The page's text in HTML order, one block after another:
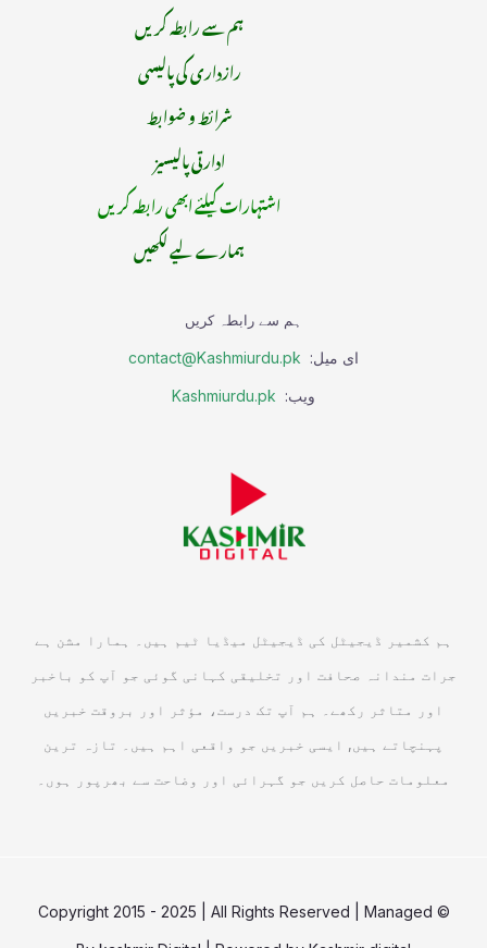
ہم سے رابطہ کریں
رازداری کی پالیسی
شرائط و ضوابط
ادارتی پالیسیز
اشتہارات کیلئے ابھی رابطہ کریں
ہمارے لیے لکھیں
ہم سے رابطہ کریں
ای میل: contact@Kashmiurdu.pk
ویب: Kashmiurdu.pk
ہم کشمیر ڈیجیٹل کی ڈیجیٹل میڈیا ٹیم ہیں۔ ہمارا مشن ہے
جرات مندانہ صحافت اور تخلیقی کہانی گوئی جو آپ کو باخبر
اور متاثر رکھے۔ ہم آپ تک درست، مؤثر اور بروقت خبریں
پہنچاتے ہیں, ایسی خبریں جو واقعی اہم ہیں۔ تازہ ترین
معلومات حاصل کریں جو گہرائی اور وضاحت سے بھرپور ہوں۔
© Copyright 2015 - 2025 | All Rights Reserved | Managed